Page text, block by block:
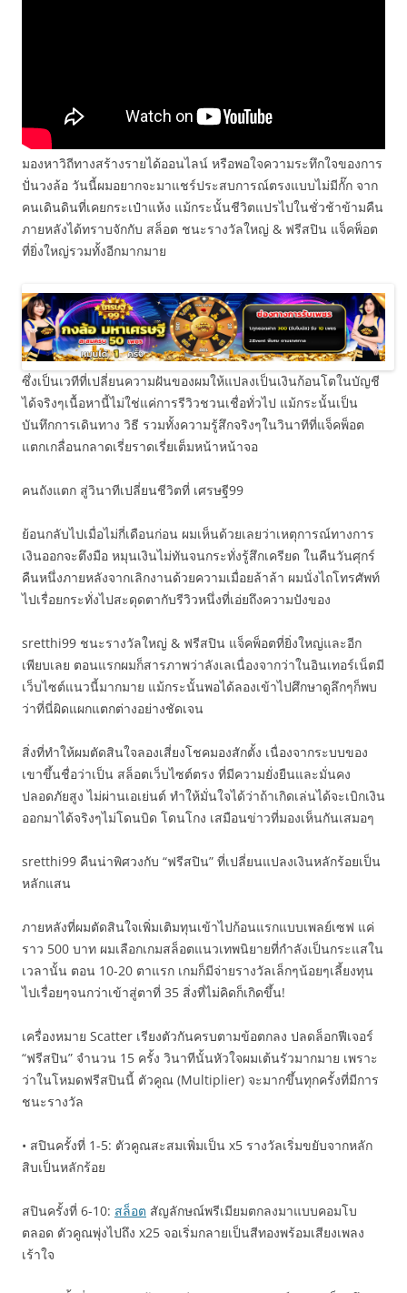
มองหาวิถีทางสร้างรายได้ออนไลน์ หรือพอใจความระทึกใจของการ
ปั่นวงล้อ วันนี้ผมอยากจะมาแชร์ประสบการณ์ตรงแบบไม่มีกั๊ก จาก
คนเดินดินที่เคยกระเป๋าแห้ง แม้กระนั้นชีวิตแปรไปในชั่วช้าข้ามคืน
ภายหลังได้ทราบจักกับ สล็อต ชนะรางวัลใหญ่ & ฟรีสปิน แจ็คพ็อต
ที่ยิ่งใหญ่รวมทั้งอีกมากมาย
ซึ่งเป็นเวทีที่เปลี่ยนความฝันของผมให้แปลงเป็นเงินก้อนโตในบัญชี
ได้จริงๆเนื้อหานี้ไม่ใช่แค่การรีวิวชวนเชื่อทั่วไป แม้กระนั้นเป็น
บันทึกการเดินทาง วิธี รวมทั้งความรู้สึกจริงๆในวินาทีที่แจ็คพ็อต
แตกเกลื่อนกลาดเรี่ยราดเรี่ยเต็มหน้าหน้าจอ
คนถังแตก สู่วินาทีเปลี่ยนชีวิตที่ เศรษฐี99
ย้อนกลับไปเมื่อไม่กี่เดือนก่อน ผมเห็นด้วยเลยว่าเหตุการณ์ทางการ
เงินออกจะตึงมือ หมุนเงินไม่ทันจนกระทั่งรู้สึกเครียด ในคืนวันศุกร์
คืนหนึ่งภายหลังจากเลิกงานด้วยความเมื่อยล้าล้า ผมนั่งไถโทรศัพท์
ไปเรื่อยกระทั่งไปสะดุดตากับรีวิวหนึ่งที่เอ่ยถึงความปังของ
sretthi99 ชนะรางวัลใหญ่ & ฟรีสปิน แจ็คพ็อตที่ยิ่งใหญ่และอีก
เพียบเลย ตอนแรกผมก็สารภาพว่าลังเลเนื่องจากว่าในอินเทอร์เน็ตมี
เว็บไซต์แนวนี้มากมาย แม้กระนั้นพอได้ลองเข้าไปศึกษาดูลึกๆก็พบ
ว่าที่นี่ผิดแผกแตกต่างอย่างชัดเจน
สิ่งที่ทำให้ผมตัดสินใจลองเสี่ยงโชคมองสักตั้ง เนื่องจากระบบของ
เขาขึ้นชื่อว่าเป็น สล็อตเว็บไซต์ตรง ที่มีความยั่งยืนและมั่นคง
ปลอดภัยสูง ไม่ผ่านเอเย่นต์ ทำให้มั่นใจได้ว่าถ้าเกิดเล่นได้จะเบิกเงิน
ออกมาได้จริงๆไม่โดนบิด โดนโกง เสมือนข่าวที่มองเห็นกันเสมอๆ
sretthi99 คืนน่าพิศวงกับ “ฟรีสปิน” ที่เปลี่ยนแปลงเงินหลักร้อยเป็น
หลักแสน
ภายหลังที่ผมตัดสินใจเพิ่มเติมทุนเข้าไปก้อนแรกแบบเพลย์เซฟ แค่
ราว 500 บาท ผมเลือกเกมสล็อตแนวเทพนิยายที่กำลังเป็นกระแสใน
เวลานั้น ตอน 10-20 ตาแรก เกมก็มีจ่ายรางวัลเล็กๆน้อยๆเลี้ยงทุน
ไปเรื่อยๆจนกว่าเข้าสู่ตาที่ 35 สิ่งที่ไม่คิดก็เกิดขึ้น!
เครื่องหมาย Scatter เรียงตัวกันครบตามข้อตกลง ปลดล็อกฟีเจอร์
“ฟรีสปิน” จำนวน 15 ครั้ง วินาทีนั้นหัวใจผมเต้นรัวมากมาย เพราะ
ว่าในโหมดฟรีสปินนี้ ตัวคูณ (Multiplier) จะมากขึ้นทุกครั้งที่มีการ
ชนะรางวัล
• สปินครั้งที่ 1-5: ตัวคูณสะสมเพิ่มเป็น x5 รางวัลเริ่มขยับจากหลัก
สิบเป็นหลักร้อย
สปินครั้งที่ 6-10: สล็อต สัญลักษณ์พรีเมียมตกลงมาแบบคอมโบ
ตลอด ตัวคูณพุ่งไปถึง x25 จอเริ่มกลายเป็นสีทองพร้อมเสียงเพลง
เร้าใจ